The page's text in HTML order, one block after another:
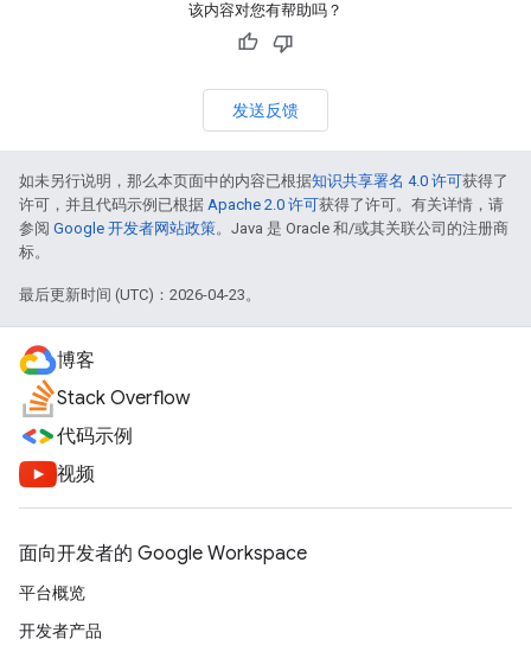
该内容对您有帮助吗？
发送反馈
如未另行说明，那么本页面中的内容已根据知识共享署名 4.0 许可获得了
许可，并且代码示例已根据 Apache 2.0 许可获得了许可。有关详情，请
参阅 Google 开发者网站政策。Java 是 Oracle 和/或其关联公司的注册商
标。
最后更新时间 (UTC)：2026-04-23。
博客
Stack Overflow
代码示例
视频
面向开发者的 Google Workspace
平台概览
开发者产品